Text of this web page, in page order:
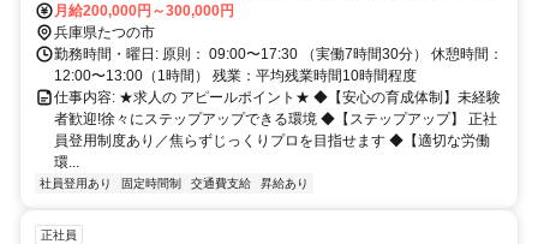
40分 ◆車通勤OK
月給200,000円～300,000円
兵庫県たつの市
勤務時間・曜日: 原則： 09:00〜17:30 （実働7時間30分） 休憩時間：
12:00〜13:00（1時間） 残業：平均残業時間10時間程度
仕事内容: ★求人の アピールポイント★ ◆【安心の育成体制】未経験
者歓迎!徐々にステップアップできる環境 ◆【ステップアップ】 正社
員登用制度あり／焦らずじっくりプロを目指せます ◆【適切な労働
環...
社員登用あり 固定時間制 交通費支給 昇給あり
正社員